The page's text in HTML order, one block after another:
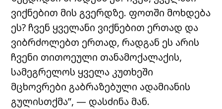
ვიქნებით მის გვერდზე. ფოთში მოხდება
ეს? ჩვენ ყველანი ვიქნებით ერთად და
ვიბრძოლებთ ერთად, რადგან ეს არის
ჩვენი თითოეული თანამოქალაქის,
სამეგრელოს ყველა კუთხეში
მცხოვრები გაბრაზებული ადამიანის
გულისთქმა”, — დასძინა მან.